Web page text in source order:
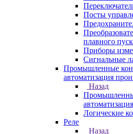
Посты
плавного
Приборы
Сигнальные
Промышленные
автоматизация
Назад
Логические
Реле
Назад